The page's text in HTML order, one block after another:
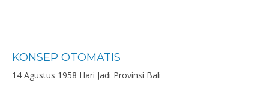
KONSEP OTOMATIS
14 Agustus 1958 Hari Jadi Provinsi Bali